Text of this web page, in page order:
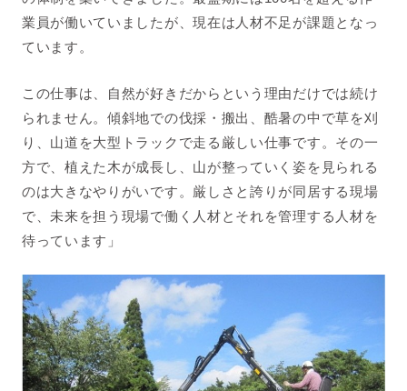
業員が働いていましたが、現在は人材不足が課題となっ
ています。
この仕事は、自然が好きだからという理由だけでは続け
られません。傾斜地での伐採・搬出、 酷暑の中で草を刈
り、山道を大型トラックで走る厳しい仕事です。その一
方で、植えた木が成長し、山が整っていく姿を見られる
のは大きなやりがいです。厳しさと誇りが同居する現場
で、 未来を担う現場で働く人材とそれを管理する人材を
待っています 」